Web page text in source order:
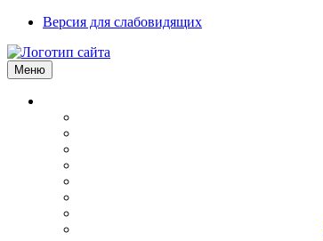
Версия для слабовидящих
Меню